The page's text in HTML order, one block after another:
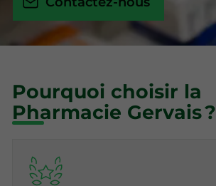
Pourquoi choisir la
Pharmacie Gervais ?